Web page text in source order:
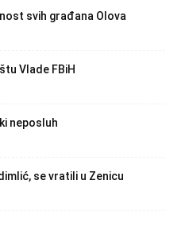
svih građana Olova
Vlade FBiH
neposluh
se vratili u Zenicu